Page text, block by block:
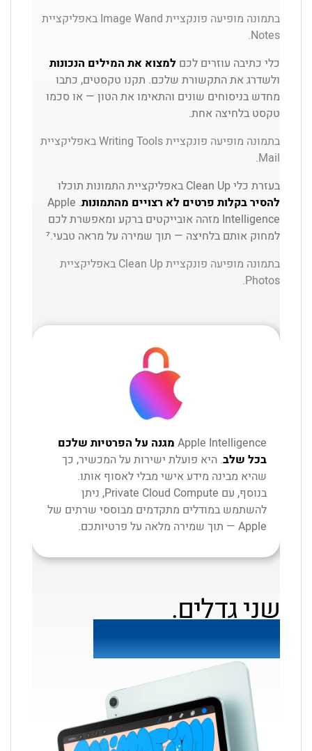
בתמונה מופיעה פונקציית Image Wand באפליקציית
Notes.
כלי כתיבה עוזרים לכם למצוא את המילים הנכונות
ולשדרג את התקשורת שלכם. תקנו טקסטים, כתבו
מחדש בניסוחים שונים והתאימו את הטון — או סכמו
טקסט בלחיצה אחת.
בתמונה מופיעה פונקציית Writing Tools באפליקציית
Mail.
בעזרת כלי Clean Up באפליקציית התמונות תוכלו
להסיר בקלות פרטים לא רצויים מהתמונות . Apple
Intelligence מזהה אובייקטים ברקע ומאפשרת לכם
למחוק אותם בלחיצה — תוך שמירה על מראה טבעי.⁷
בתמונה מופיעה פונקציית Clean Up באפליקציית
Photos.
Apple Intelligence מגנה על הפרטיות שלכם
בכל שלב. היא פועלת ישירות על המכשיר, כך
שהיא מבינה מידע אישי מבלי לאסוף אותו.
בנוסף, עם Private Cloud Compute, ניתן
להשתמש במודלים מתקדמים מבוססי שרתים של
Apple — תוך שמירה מלאה על פרטיותכם.
שני גדלים.
אינסוף אפשרויות.